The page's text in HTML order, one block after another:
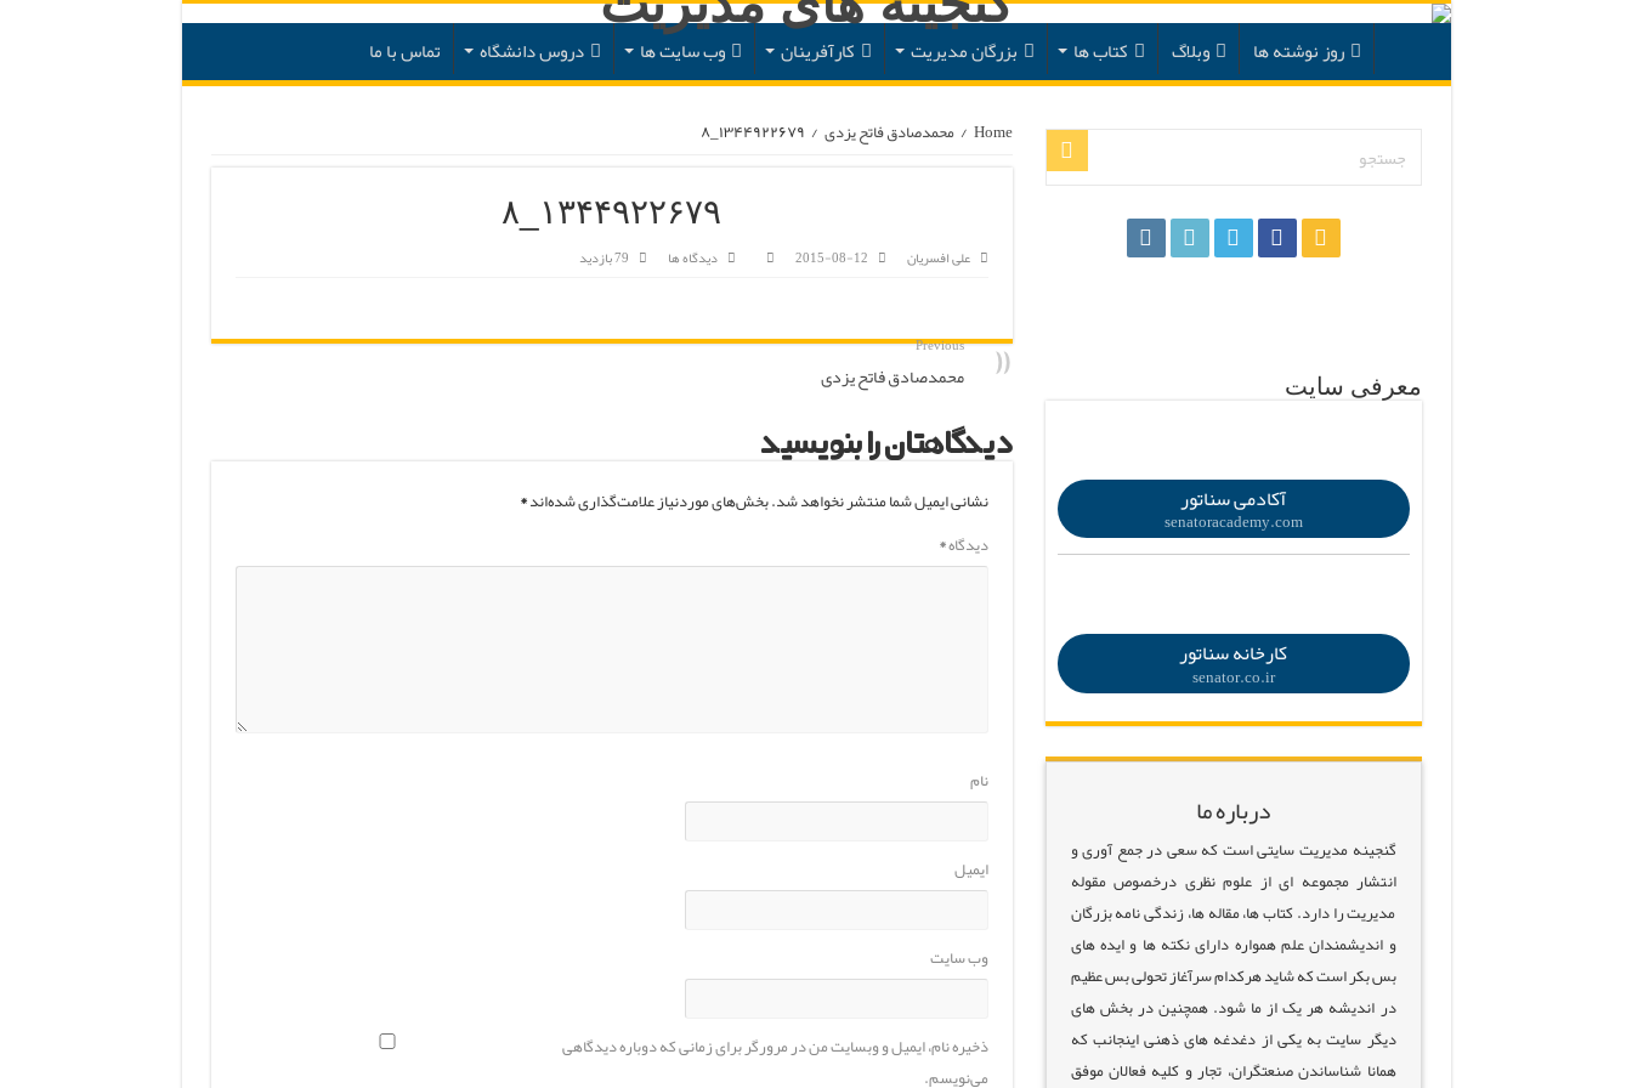
روز نوشته ها وبلاگ کتاب ها بزرگان مدیریت کارآفرینان وب سایت ها دروس دانشگاه تماس با ما
Home
/ محمدصادق فاتح یزدی / ۱۳۴۴۹۲۲۶۷۹_۸
۱۳۴۴۹۲۲۶۷۹_۸
علی افسریان 2015-08-12 دیدگاه ها 79 بازدید
Previous
محمدصادق فاتح یزدی
دیدگاهتان را بنویسید
نشانی ایمیل شما منتشر نخواهد شد.بخش‌های موردنیاز علامت‌گذاری شده‌اند*
دیدگاه*
نام
ایمیل
وب‌ سایت
ذخیره نام، ایمیل و وبسایت من در مرورگر برای زمانی که دوباره دیدگاهی
می‌نویسم.
معرفی سایت
آکادمی سناتور
senatoracademy.com
کارخانه سناتور
senator.co.ir
درباره ما
گنجینه مدیریت سایتی است که سعی در جمع آوری و
انتشار مجموعه ای از علوم نظری درخصوص مقوله
مدیریت را دارد. کتاب ها، مقاله ها، زندگی نامه بزرگان
و اندیشمندان علم همواره دارای نکته ها و ایده های
بس بکر است که شاید هرکدام سرآغاز تحولی بس عظیم
در اندیشه هر یک از ما شود. همچنین در بخش های
دیگر سایت به یکی از دغدغه های ذهنی اینجانب که
همانا شناساندن صنعتگران، تجار و کلیه فعالان موفق